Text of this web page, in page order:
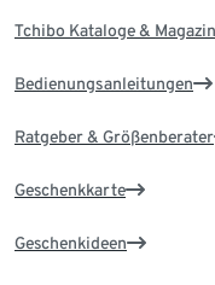
Tchibo Kataloge &
Bedienungsanleitungen
Ratgeber & Größenberater
Geschenkkarte
Geschenkideen